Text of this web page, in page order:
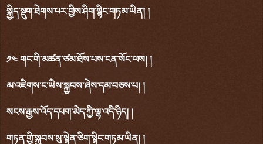
སྐྱིད་སྡུག་ཐེགས་པར་གྱིས་ཤིག་སྙིང་གཏམ་ཡིན། །
༡༤ གང་གི་མཚན་ཙམ་ཐོས་པས་ངན་སོང་ལས། །
མ་འཇིགས་ང་ཡིས་སྐྱབས་ཞེས་དམ་བཅས་པ། །
སངས་རྒྱས་འོད་དཔག་མེད་ཀྱི་ལྷ་འདི་ཉིད། །
གཏན་གྱི་སྐྱབས་སུ་སྙེན་ཅིག་སྙིང་གཏམ་ཡིན། །